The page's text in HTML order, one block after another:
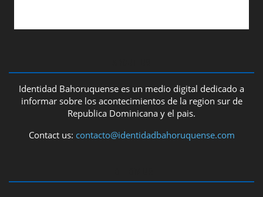
Identidad Bahoruquense es un medio digital dedicado a
informar sobre los acontecimientos de la region sur de
Republica Dominicana y el pais.
Contact us: contacto@identidadbahoruquense.com